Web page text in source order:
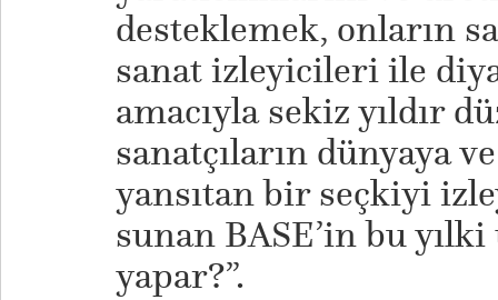
desteklemek, onların
sanat izleyicileri ile
amacıyla sekiz yıldır
sanatçıların dünyaya
yansıtan bir seçkiyi
sunan BASE’in bu yılki
yapar?”.